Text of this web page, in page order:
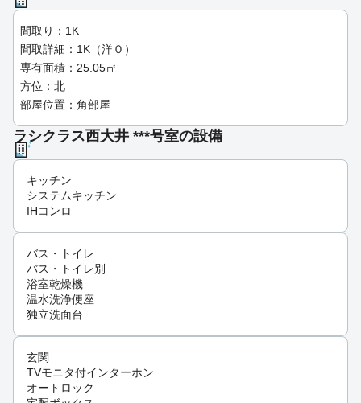
間取り：1K
間取詳細：1K（洋０）
専有面積：25.05㎡
方位：北
部屋位置：角部屋
ラシクラス西大井 ***号室の設備
キッチン
システムキッチン
IHコンロ
バス・トイレ
バス・トイレ別
浴室乾燥機
温水洗浄便座
独立洗面台
玄関
TVモニタ付インターホン
オートロック